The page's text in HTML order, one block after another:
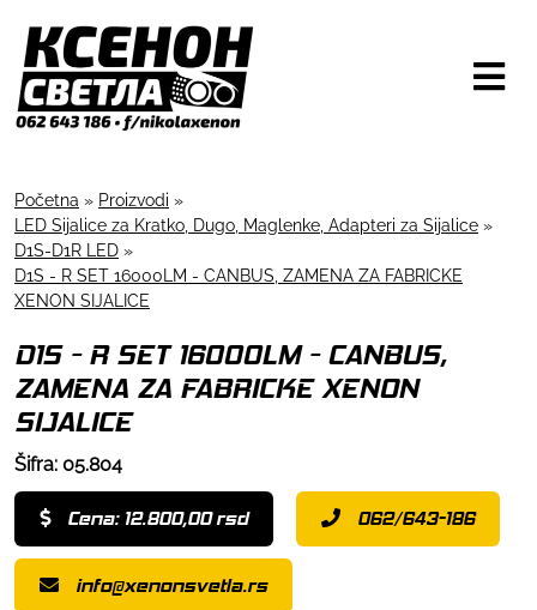
Početna » Proizvodi »
LED Sijalice za Kratko, Dugo, Maglenke, Adapteri za Sijalice »
D1S-D1R LED »
D1S - R SET 16000LM - CANBUS, ZAMENA ZA FABRICKE
XENON SIJALICE
D1S - R SET 16000LM - CANBUS,
ZAMENA ZA FABRICKE XENON
SIJALICE
Šifra: 05.804
Cena: 12.800,00 rsd 062/643-186
info@xenonsvetla.rs